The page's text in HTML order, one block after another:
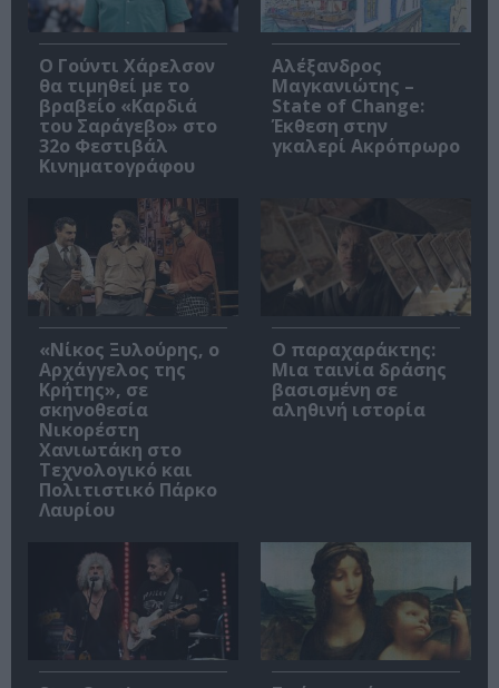
Ο Γούντι Χάρελσον
θα τιμηθεί με το
βραβείο «Καρδιά
του Σαράγεβο» στο
32ο Φεστιβάλ
Κινηματογράφου
Αλέξανδρος
Μαγκανιώτης –
State of Change:
Έκθεση στην
γκαλερί Ακρόπρωρο
«Νίκος Ξυλούρης, ο
Αρχάγγελος της
Κρήτης», σε
σκηνοθεσία
Νικορέστη
Χανιωτάκη στο
Τεχνολογικό και
Πολιτιστικό Πάρκο
Λαυρίου
Ο παραχαράκτης:
Μια ταινία δράσης
βασισμένη σε
αληθινή ιστορία